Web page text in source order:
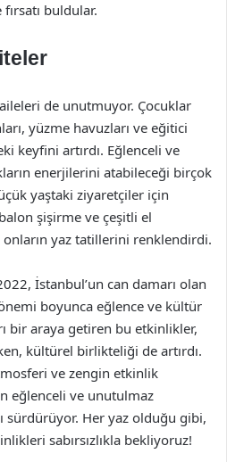
buldular.
de unutmuyor. Çocuklar
yüzme havuzları ve eğitici
keyfini artırdı. Eğlenceli ve
enerjilerini atabileceği birçok
yaştaki ziyaretçiler için
şişirme ve çeşitli el
yaz tatillerini renklendirdi.
İstanbul’un can damarı olan
boyunca eğlence ve kültür
bir araya getiren bu etkinlikler,
kültürel birlikteliği de artırdı.
ve zengin etkinlik
eğlenceli ve unutulmaz
sürdürüyor. Her yaz olduğu gibi,
sabırsızlıkla bekliyoruz!